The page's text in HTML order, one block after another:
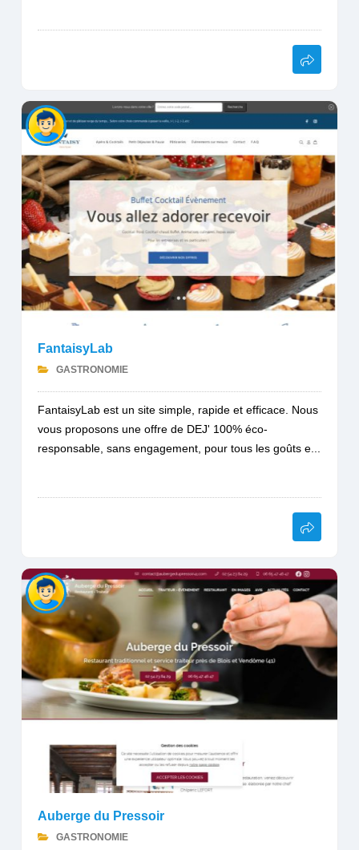
FantaisyLab
GASTRONOMIE
FantaisyLab est un site simple, rapide et efficace. Nous
vous proposons une offre de DEJ' 100% éco-
responsable, sans engagement, pour tous les goûts e...
Auberge du Pressoir
GASTRONOMIE